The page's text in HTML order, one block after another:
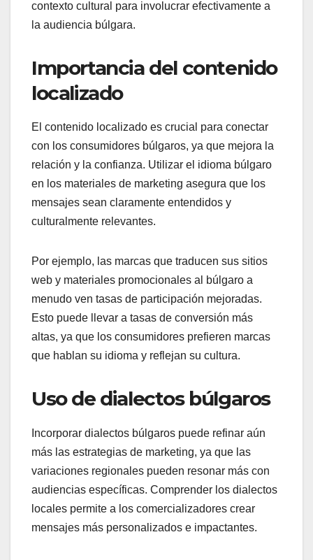
contexto cultural para involucrar efectivamente a
la audiencia búlgara.
Importancia del contenido
localizado
El contenido localizado es crucial para conectar
con los consumidores búlgaros, ya que mejora la
relación y la confianza. Utilizar el idioma búlgaro
en los materiales de marketing asegura que los
mensajes sean claramente entendidos y
culturalmente relevantes.
Por ejemplo, las marcas que traducen sus sitios
web y materiales promocionales al búlgaro a
menudo ven tasas de participación mejoradas.
Esto puede llevar a tasas de conversión más
altas, ya que los consumidores prefieren marcas
que hablan su idioma y reflejan su cultura.
Uso de dialectos búlgaros
Incorporar dialectos búlgaros puede refinar aún
más las estrategias de marketing, ya que las
variaciones regionales pueden resonar más con
audiencias específicas. Comprender los dialectos
locales permite a los comercializadores crear
mensajes más personalizados e impactantes.